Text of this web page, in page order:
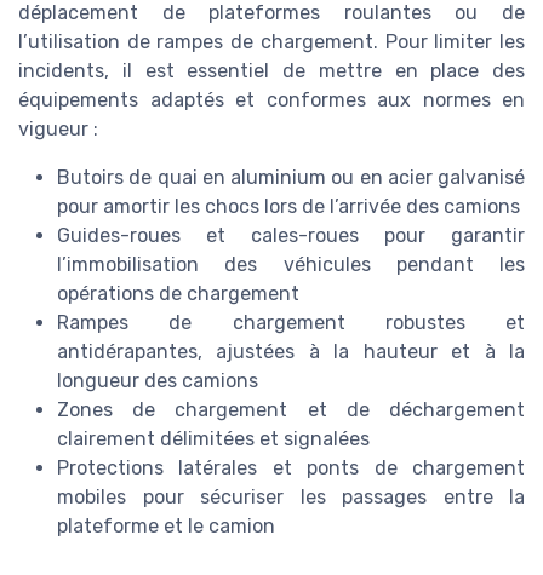
déplacement de plateformes roulantes ou de
l’utilisation de rampes de chargement. Pour limiter les
incidents, il est essentiel de mettre en place des
équipements adaptés et conformes aux normes en
vigueur :
Butoirs de quai en aluminium ou en acier galvanisé
pour amortir les chocs lors de l’arrivée des camions
Guides-roues et cales-roues pour garantir
l’immobilisation des véhicules pendant les
opérations de chargement
Rampes de chargement robustes et
antidérapantes, ajustées à la hauteur et à la
longueur des camions
Zones de chargement et de déchargement
clairement délimitées et signalées
Protections latérales et ponts de chargement
mobiles pour sécuriser les passages entre la
plateforme et le camion